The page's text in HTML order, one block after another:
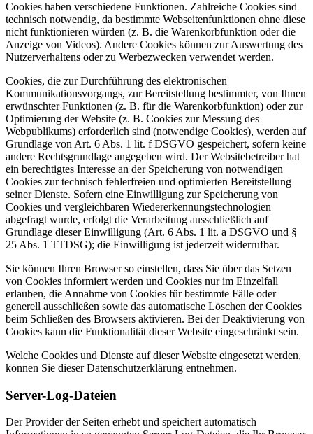
Cookies haben verschiedene Funktionen. Zahlreiche Cookies sind
technisch notwendig, da bestimmte Webseitenfunktionen ohne diese
nicht funktionieren würden (z. B. die Warenkorbfunktion oder die
Anzeige von Videos). Andere Cookies können zur Auswertung des
Nutzerverhaltens oder zu Werbezwecken verwendet werden.
Cookies, die zur Durchführung des elektronischen
Kommunikationsvorgangs, zur Bereitstellung bestimmter, von Ihnen
erwünschter Funktionen (z. B. für die Warenkorbfunktion) oder zur
Optimierung der Website (z. B. Cookies zur Messung des
Webpublikums) erforderlich sind (notwendige Cookies), werden auf
Grundlage von Art. 6 Abs. 1 lit. f DSGVO gespeichert, sofern keine
andere Rechtsgrundlage angegeben wird. Der Websitebetreiber hat
ein berechtigtes Interesse an der Speicherung von notwendigen
Cookies zur technisch fehlerfreien und optimierten Bereitstellung
seiner Dienste. Sofern eine Einwilligung zur Speicherung von
Cookies und vergleichbaren Wiedererkennungstechnologien
abgefragt wurde, erfolgt die Verarbeitung ausschließlich auf
Grundlage dieser Einwilligung (Art. 6 Abs. 1 lit. a DSGVO und §
25 Abs. 1 TTDSG); die Einwilligung ist jederzeit widerrufbar.
Sie können Ihren Browser so einstellen, dass Sie über das Setzen
von Cookies informiert werden und Cookies nur im Einzelfall
erlauben, die Annahme von Cookies für bestimmte Fälle oder
generell ausschließen sowie das automatische Löschen der Cookies
beim Schließen des Browsers aktivieren. Bei der Deaktivierung von
Cookies kann die Funktionalität dieser Website eingeschränkt sein.
Welche Cookies und Dienste auf dieser Website eingesetzt werden,
können Sie dieser Datenschutzerklärung entnehmen.
Server-Log-Dateien
Der Provider der Seiten erhebt und speichert automatisch